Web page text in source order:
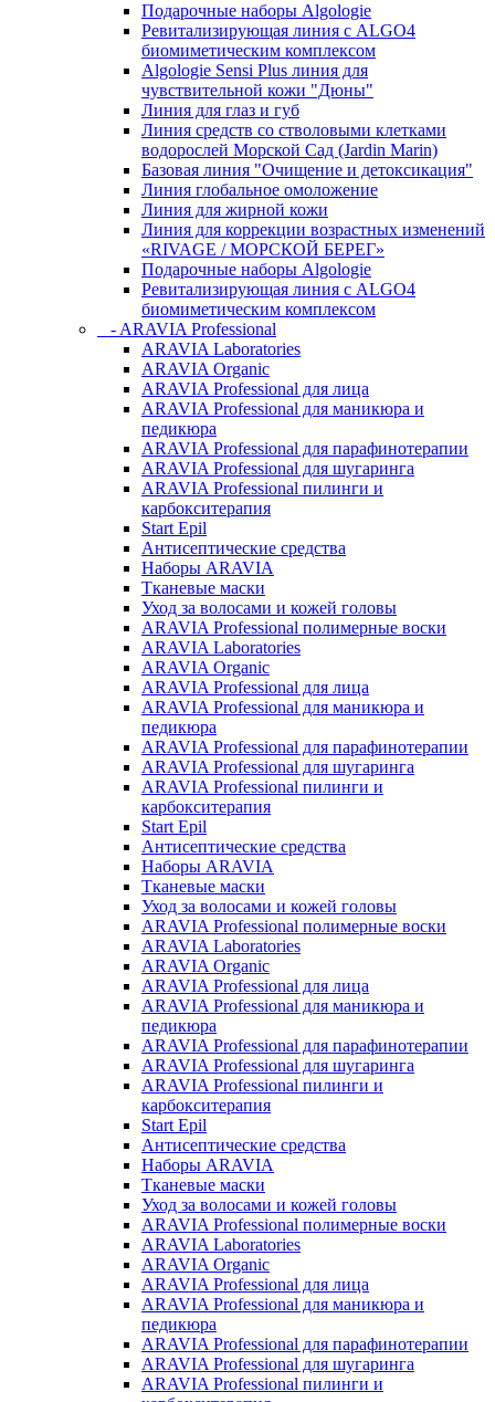
Подарочные наборы Algologie
Ревитализирующая линия с ALGO4
биомиметическим комплексом
Algologie Sensi Plus линия для
чувcтвительной кожи "Дюны"
Линия для глаз и губ
Линия средств со стволовыми клетками
водорослей Морской Сад (Jardin Marin)
Базовая линия "Очищение и детоксикация"
Линия глобальное омоложение
Линия для жирной кожи
Линия для коррекции возрастных изменений
«RIVAGE / МОРСКОЙ БЕРЕГ»
Подарочные наборы Algologie
Ревитализирующая линия с ALGO4
биомиметическим комплексом
- ARAVIA Professional
ARAVIA Laboratories
ARAVIA Organic
ARAVIA Professional для лица
ARAVIA Professional для маникюра и
педикюра
ARAVIA Professional для парафинотерапии
ARAVIA Professional для шугаринга
ARAVIA Professional пилинги и
карбокситерапия
Start Epil
Антисептические средства
Наборы ARAVIA
Тканевые маски
Уход за волосами и кожей головы
ARAVIA Professional полимерные воски
ARAVIA Laboratories
ARAVIA Organic
ARAVIA Professional для лица
ARAVIA Professional для маникюра и
педикюра
ARAVIA Professional для парафинотерапии
ARAVIA Professional для шугаринга
ARAVIA Professional пилинги и
карбокситерапия
Start Epil
Антисептические средства
Наборы ARAVIA
Тканевые маски
Уход за волосами и кожей головы
ARAVIA Professional полимерные воски
ARAVIA Laboratories
ARAVIA Organic
ARAVIA Professional для лица
ARAVIA Professional для маникюра и
педикюра
ARAVIA Professional для парафинотерапии
ARAVIA Professional для шугаринга
ARAVIA Professional пилинги и
карбокситерапия
Start Epil
Антисептические средства
Наборы ARAVIA
Тканевые маски
Уход за волосами и кожей головы
ARAVIA Professional полимерные воски
ARAVIA Laboratories
ARAVIA Organic
ARAVIA Professional для лица
ARAVIA Professional для маникюра и
педикюра
ARAVIA Professional для парафинотерапии
ARAVIA Professional для шугаринга
ARAVIA Professional пилинги и